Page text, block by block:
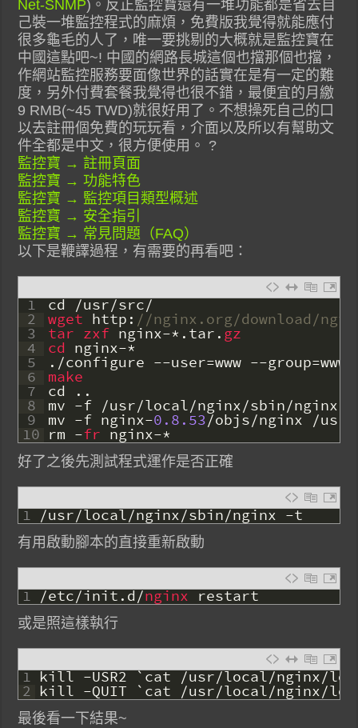
Net-SNMP)。反正監控寶還有一堆功能都是省去自
己裝一堆監控程式的麻煩，免費版我覺得就能應付
很多龜毛的人了，唯一要挑剔的大概就是監控寶在
中國這點吧~! 中國的網路長城這個也擋那個也擋，
作網站監控服務要面像世界的話實在是有一定的難
度，另外付費套餐我覺得也很不錯，最便宜的月繳
9 RMB(~45 TWD)就很好用了。不想操死自己的口
以去註冊個免費的玩玩看，介面以及所以有幫助文
件全都是中文，很方便使用。 ?
監控寶 → 註冊頁面
監控寶 → 功能特色
監控寶 → 監控項目類型概述
監控寶 → 安全指引
監控寶 → 常見問題（FAQ）
以下是鞭譯過程，有需要的再看吧：
1
2
3
4
5
6
7
8
9
10
cd /usr/src/
wget http: //nginx.org/download/
tar zxf nginx-* .tar.gz
cd nginx-*
. /configure --user=www --group=www
make
cd . .
mv -f /usr/local/nginx/sbin/nginx
mv -f nginx-0.8.53/objs/nginx /usr
rm -fr nginx-*
好了之後先測試程式運作是否正確
1 /usr/local/nginx/sbin/nginx -t
有用啟動腳本的直接重新啟動
1 /etc/init.d/nginx restart
或是照這樣執行
1
2
kill -USR2 `cat /usr/local/nginx/
kill -QUIT `cat /usr/local/nginx/
最後看一下結果~